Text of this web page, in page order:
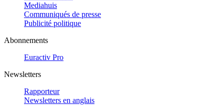
Mediahuis
Communiqués de presse
Publicité politique
Abonnements
Euractiv Pro
Newsletters
Rapporteur
Newsletters en anglais